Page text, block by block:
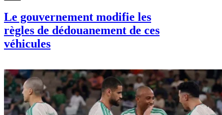
Le gouvernement modifie les
règles de dédouanement de ces
véhicules